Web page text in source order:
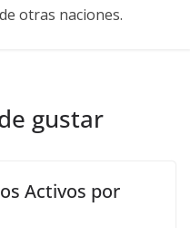
otras naciones.
gustar
Activos por